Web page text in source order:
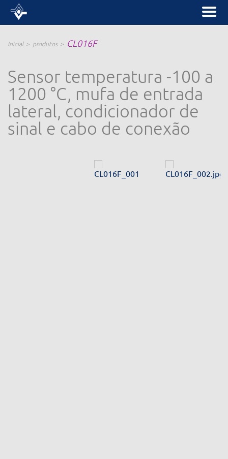
Inicial produtos CL016F
Sensor temperatura -100 a
1200 °C, mufa de entrada
lateral, condicionador de
sinal e cabo de conexão